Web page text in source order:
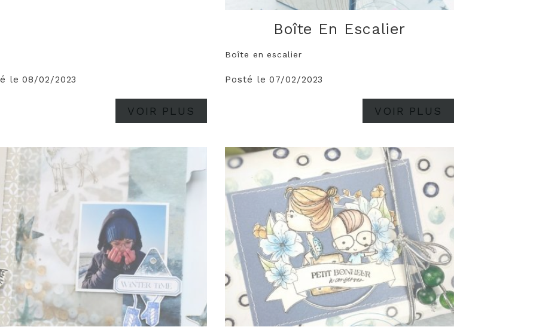
le 08/02/2023
VOIR PLUS
Boîte En Escalier
Boîte en escalier
Posté le 07/02/2023
VOIR PLUS